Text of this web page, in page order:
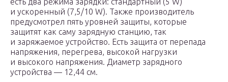
и ускоренный (7,5/10 W). Также производитель
предусмотрел пять уровней защиты, которые
защитят как саму зарядную станцию, так
и заряжаемое устройство. Есть защита от перепада
напряжения, перегрева, высокой нагрузки
и высокого напряжения. Диаметр зарядного
устройства — 12,44 см.